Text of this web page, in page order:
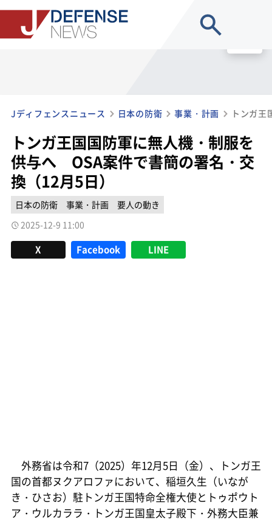
Jディフェンスニュース 日本の防衛 事業・計画
トンガ王国国防軍に無人機・制服を
供与へ OSA案件で書簡の署名・交
換（12月5日）
日本の防衛 事業・計画
要人の動き
2025-12-9 11:00
X Facebook LINE
外務省は令和7（2025）年12月5日（金）、トンガ王
国の首都ヌクアロファにおいて、稲垣久生（いなが
き・ひさお）駐トンガ王国特命全権大使とトゥポウト
ア・ウルカララ・トンガ王国皇太子殿下・外務大臣兼